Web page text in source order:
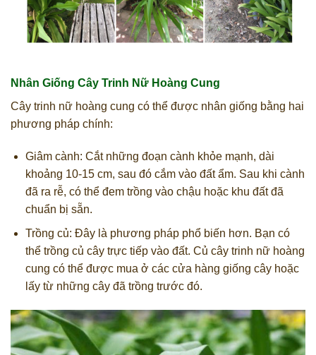
Nhân Giống Cây Trinh Nữ Hoàng Cung
Cây trinh nữ hoàng cung có thể được nhân giống bằng hai
phương pháp chính:
Giâm cành: Cắt những đoạn cành khỏe mạnh, dài
khoảng 10-15 cm, sau đó cắm vào đất ẩm. Sau khi cành
đã ra rễ, có thể đem trồng vào chậu hoặc khu đất đã
chuẩn bị sẵn.
Trồng củ: Đây là phương pháp phổ biến hơn. Bạn có
thể trồng củ cây trực tiếp vào đất. Củ cây trinh nữ hoàng
cung có thể được mua ở các cửa hàng giống cây hoặc
lấy từ những cây đã trồng trước đó.